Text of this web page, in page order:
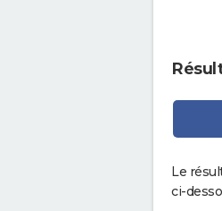
Le
ci-